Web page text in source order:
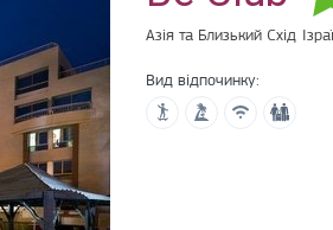
Азія та Близький Схід
Вид відпочинку: